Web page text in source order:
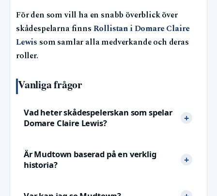
För den som vill ha en snabb överblick över
skådespelarna finns Rollistan i Domare Claire
Lewis som samlar alla medverkande och deras
roller.
Vanliga frågor
Vad heter skådespelerskan som spelar
Domare Claire Lewis?
Är Mudtown baserad på en verklig
historia?